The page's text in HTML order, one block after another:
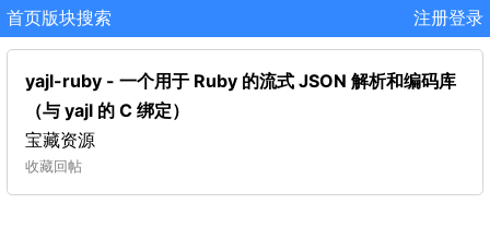
首页版块搜索 注册登录
yajl-ruby - 一个用于 Ruby 的流式 JSON 解析和编码库
（与 yajl 的 C 绑定）
宝藏资源
收藏回帖